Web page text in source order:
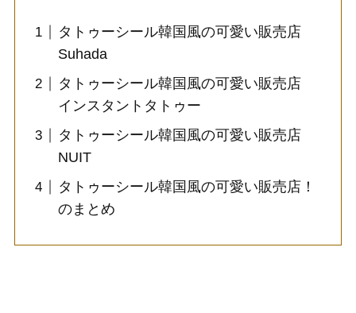
タトゥーシール韓国風の可愛い販売店
Suhada
タトゥーシール韓国風の可愛い販売店
インスタントタトゥー
タトゥーシール韓国風の可愛い販売店
NUIT
タトゥーシール韓国風の可愛い販売店！
のまとめ